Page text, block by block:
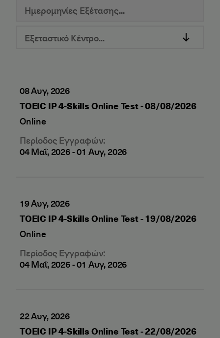
Εξεταστικό Κέντρο...
08 Αυγ, 2026
TOEIC IP 4-Skills Online Test - 08/08/2026
Online
Περίοδος Εγγραφών:
04 Μαΐ, 2026-01 Αυγ, 2026
19 Αυγ, 2026
TOEIC IP 4-Skills Online Test - 19/08/2026
Online
Περίοδος Εγγραφών:
04 Μαΐ, 2026-01 Αυγ, 2026
22 Αυγ, 2026
TOEIC IP 4-Skills Online Test - 22/08/2026